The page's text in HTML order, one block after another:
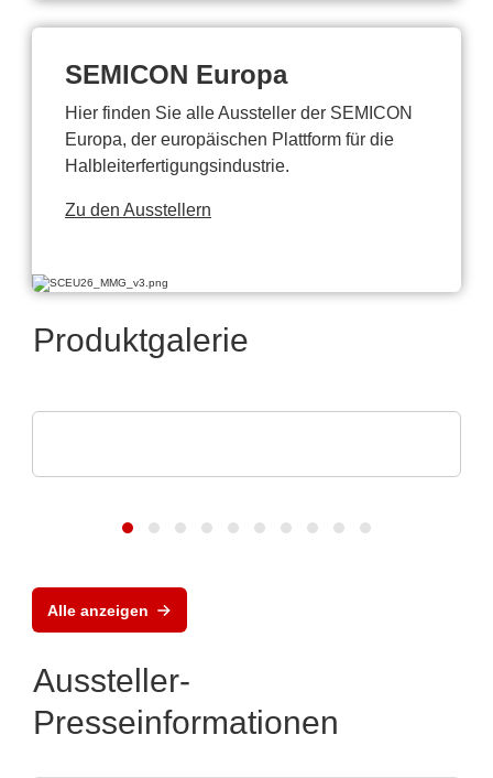
SEMICON Europa
Hier finden Sie alle Aussteller der SEMICON
Europa, der europäischen Plattform für die
Halbleiterfertigungsindustrie.
Zu den Ausstellern
Produktgalerie
Alle anzeigen
Aussteller-
Presseinformationen